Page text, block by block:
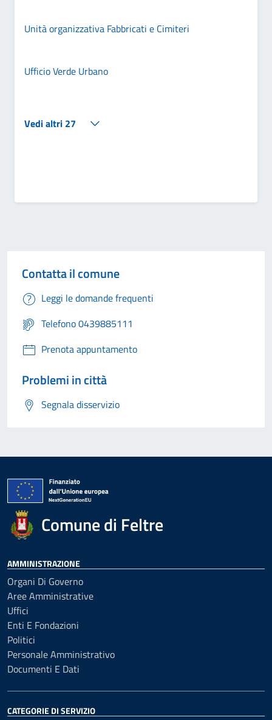
Unità organizzativa Fabbricati e Cimiteri
Ufficio Verde Urbano
Vedi altri 27
Contatta il comune
Leggi le domande frequenti
Telefono 0439885111
Prenota appuntamento
Problemi in città
Segnala disservizio
Comune di Feltre
AMMINISTRAZIONE
Organi Di Governo
Aree Amministrative
Uffici
Enti E Fondazioni
Politici
Personale Amministrativo
Documenti E Dati
CATEGORIE DI SERVIZIO